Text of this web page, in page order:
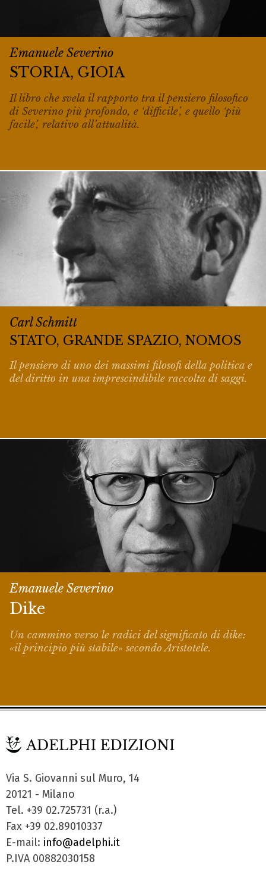
Emanuele Severino
STORIA, GIOIA
Il libro che svela il rapporto tra il pensiero filosofico
di Severino più profondo, e ‘difficile’, e quello ‘più
facile’, relativo all’attualità.
Carl Schmitt
STATO, GRANDE SPAZIO, NOMOS
Il pensiero di uno dei massimi filosofi della politica e
del diritto in una imprescindibile raccolta di saggi.
Emanuele Severino
Dike
Un cammino verso le radici del significato di dike:
«il principio più stabile» secondo Aristotele.
Via S. Giovanni sul Muro, 14
20121 - Milano
Tel. +39 02.725731 (r.a.)
Fax +39 02.89010337
E-mail: info@adelphi.it
P.IVA 00882030158